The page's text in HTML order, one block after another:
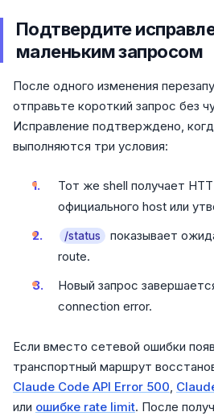
Подтвердите
маленьким запросом
После одного изменения
отправьте короткий запрос без
Исправление подтверждено,
выполняются три условия:
Тот же shell получает
официального host или
/status
показывает
route.
Новый запрос
connection error.
Если вместо сетевой ошибки
транспортный маршрут
Claude Code API Error 500,
или ошибке rate limit. После